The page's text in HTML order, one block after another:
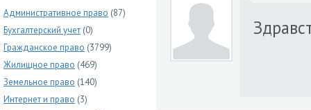
Административное право (87)
Бухгалтерский учет (0)
Гражданское право (3799)
Жилищное право (469)
Земельное право (140)
Интернет и право (3)